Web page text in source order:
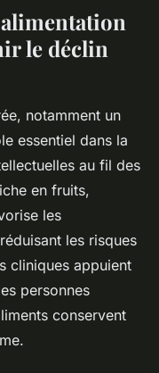
le déclin
notamment un
essentiel dans la
au fil des
en fruits,
les
les risques
cliniques appuient
personnes
conservent